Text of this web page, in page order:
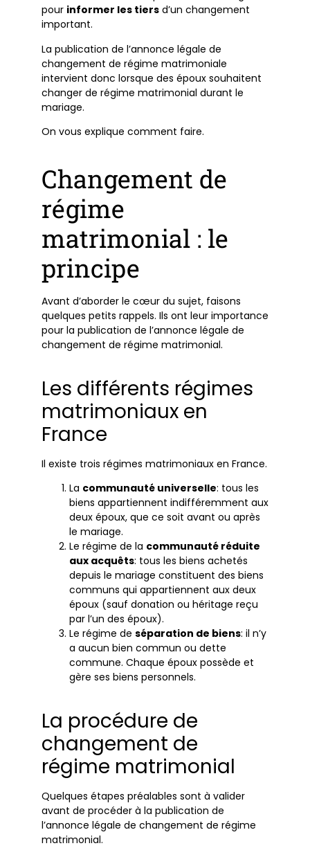
pour informer les tiers d’un changement
important.
La publication de l’annonce légale de
changement de régime matrimoniale
intervient donc lorsque des époux souhaitent
changer de régime matrimonial durant le
mariage.
On vous explique comment faire.
Changement de
régime
matrimonial : le
principe
Avant d’aborder le cœur du sujet, faisons
quelques petits rappels. Ils ont leur importance
pour la publication de l’annonce légale de
changement de régime matrimonial.
Les différents régimes
matrimoniaux en
France
Il existe trois régimes matrimoniaux en France.
La communauté universelle: tous les
biens appartiennent indifféremment aux
deux époux, que ce soit avant ou après
le mariage.
Le régime de la communauté réduite
aux acquêts: tous les biens achetés
depuis le mariage constituent des biens
communs qui appartiennent aux deux
époux (sauf donation ou héritage reçu
par l’un des époux).
Le régime de séparation de biens: il n’y
a aucun bien commun ou dette
commune. Chaque époux possède et
gère ses biens personnels.
La procédure de
changement de
régime matrimonial
Quelques étapes préalables sont à valider
avant de procéder à la publication de
l’annonce légale de changement de régime
matrimonial.